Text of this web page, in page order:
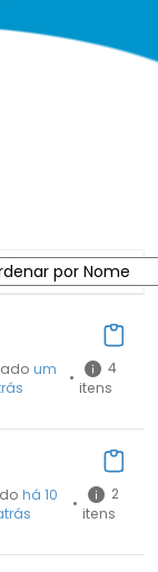
um
•
4
itens
há 10
•
2
itens